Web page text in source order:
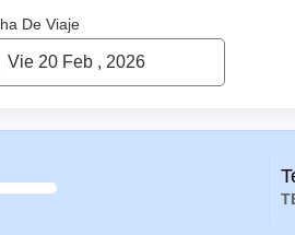
De Viaje